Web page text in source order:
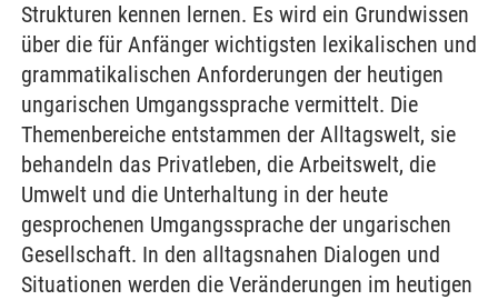
Strukturen kennen lernen. Es wird ein Grundwissen
über die für Anfänger wichtigsten lexikalischen und
grammatikalischen Anforderungen der heutigen
ungarischen Umgangssprache vermittelt. Die
Themenbereiche entstammen der Alltagswelt, sie
behandeln das Privatleben, die Arbeitswelt, die
Umwelt und die Unterhaltung in der heute
gesprochenen Umgangssprache der ungarischen
Gesellschaft. In den alltagsnahen Dialogen und
Situationen werden die Veränderungen im heutigen